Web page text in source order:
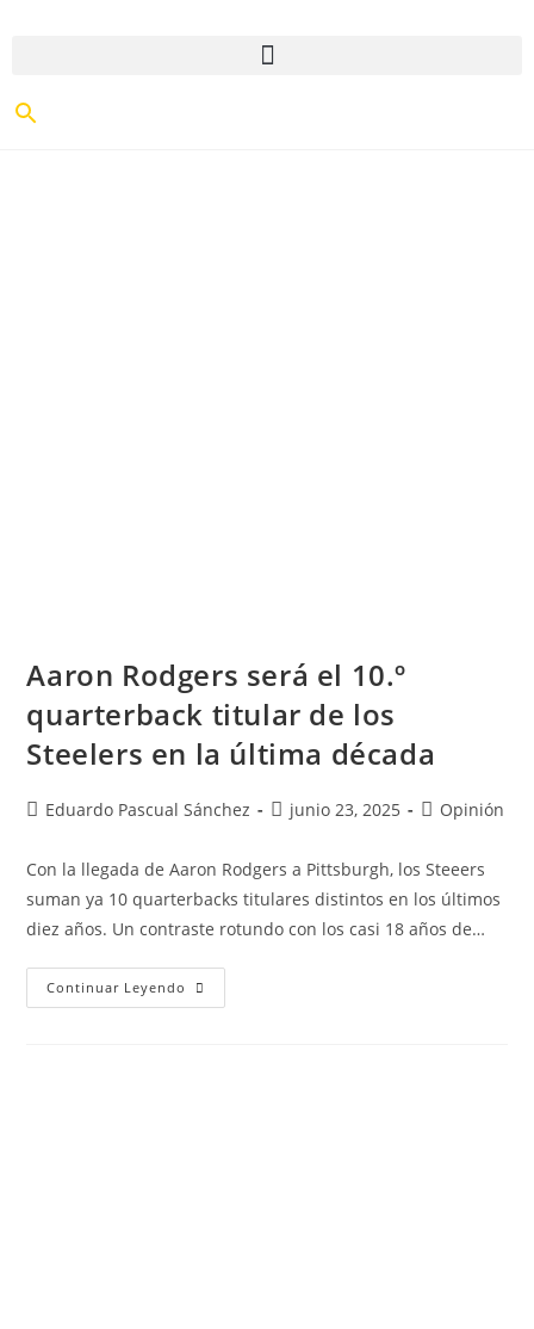
Aaron Rodgers será el 10.º
quarterback titular de los
Steelers en la última década
Eduardo Pascual Sánchez junio 23, 2025 Opinión
Con la llegada de Aaron Rodgers a Pittsburgh, los Steeers
suman ya 10 quarterbacks titulares distintos en los últimos
diez años. Un contraste rotundo con los casi 18 años de…
Continuar Leyendo